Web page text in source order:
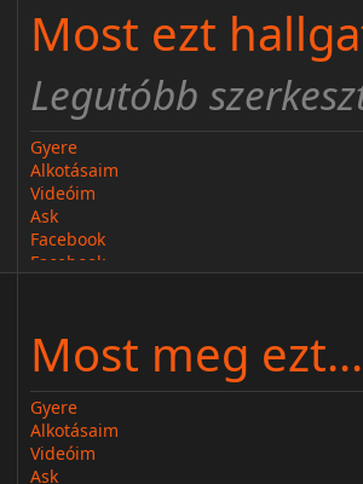
Most ezt
Legutóbb
Gyere
Alkotásaim
Videóim
Ask
Facebook
Facebook
Most meg ezt...
Gyere
Alkotásaim
Videóim
Ask